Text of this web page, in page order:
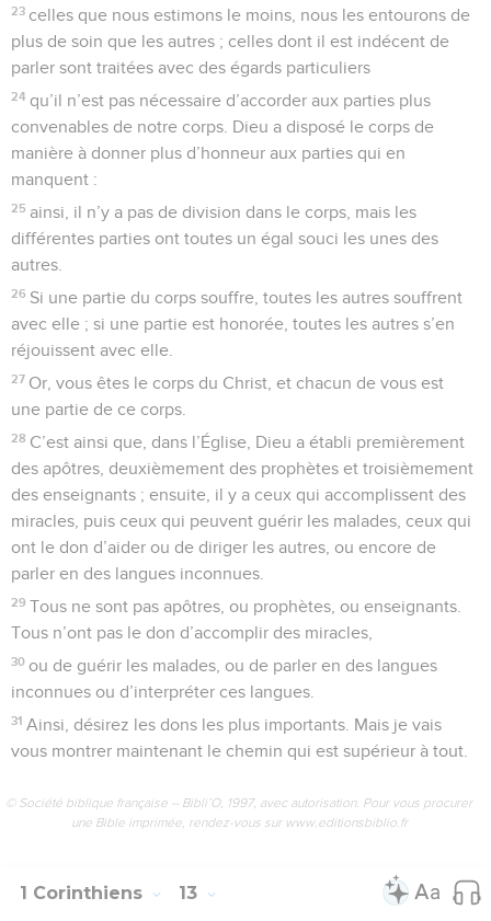
23 celles que nous estimons le moins, nous les entourons de
plus de soin que les autres ; celles dont il est indécent de
parler sont traitées avec des égards particuliers
24 qu’il n’est pas nécessaire d’accorder aux parties plus
convenables de notre corps. Dieu a disposé le corps de
manière à donner plus d’honneur aux parties qui en
manquent :
25 ainsi, il n’y a pas de division dans le corps, mais les
différentes parties ont toutes un égal souci les unes des
autres.
26 Si une partie du corps souffre, toutes les autres souffrent
avec elle ; si une partie est honorée, toutes les autres s’en
réjouissent avec elle.
27 Or, vous êtes le corps du Christ, et chacun de vous est
une partie de ce corps.
28 C’est ainsi que, dans l’Église, Dieu a établi premièrement
des apôtres, deuxièmement des prophètes et troisièmement
des enseignants ; ensuite, il y a ceux qui accomplissent des
miracles, puis ceux qui peuvent guérir les malades, ceux qui
ont le don d’aider ou de diriger les autres, ou encore de
parler en des langues inconnues.
29 Tous ne sont pas apôtres, ou prophètes, ou enseignants.
Tous n’ont pas le don d’accomplir des miracles,
30 ou de guérir les malades, ou de parler en des langues
inconnues ou d’interpréter ces langues.
31 Ainsi, désirez les dons les plus importants. Mais je vais
vous montrer maintenant le chemin qui est supérieur à tout.
© Société biblique française – Bibli’O, 1997, avec autorisation. Pour vous procurer
une Bible imprimée, rendez-vous sur www.editionsbiblio.fr
1 Corinthiens 13